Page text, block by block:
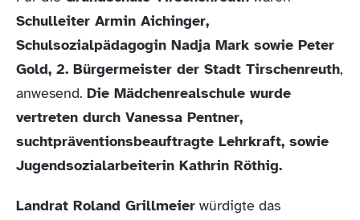
Schulleiter Armin Aichinger,
Schulsozialpädagogin Nadja Mark sowie Peter
Gold, 2. Bürgermeister der Stadt Tirschenreuth,
anwesend. Die Mädchenrealschule wurde
vertreten durch Vanessa Pentner,
suchtpräventionsbeauftragte Lehrkraft, sowie
Jugendsozialarbeiterin Kathrin Röthig.
Landrat Roland Grillmeier würdigte das